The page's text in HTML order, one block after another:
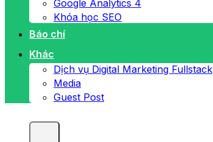
Google Analytics 4
Khóa học SEO
Báo chí
Khác
Dịch vụ Digital Marketing Fullstack
Media
Guest Post